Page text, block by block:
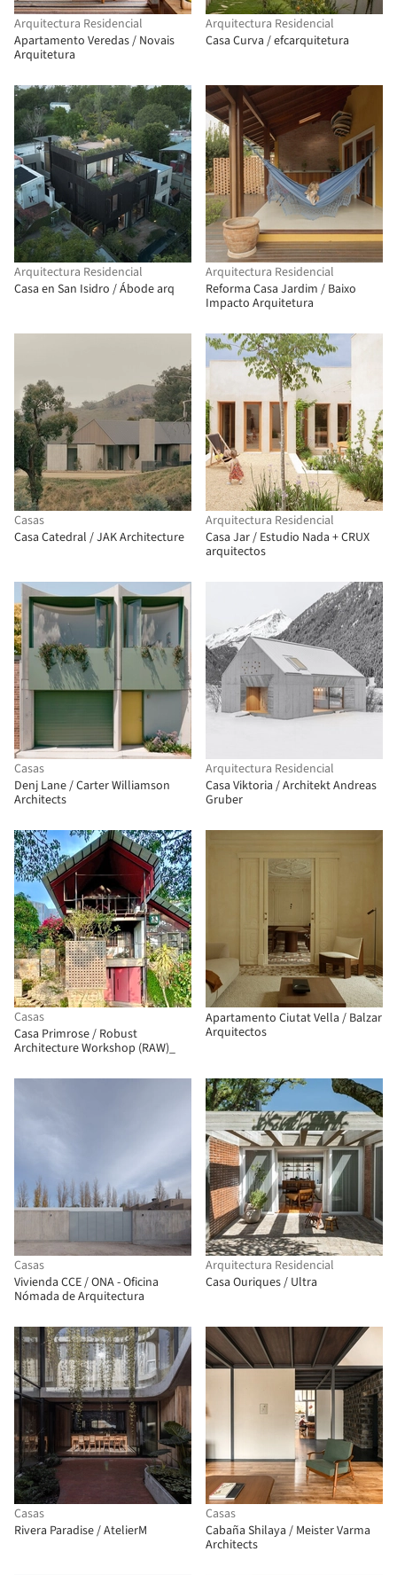
Arquitectura Residencial
Apartamento Veredas / Novais
Arquitetura
Arquitectura Residencial
Casa Curva / efcarquitetura
Arquitectura Residencial
Casa en San Isidro / Ábode arq
Arquitectura Residencial
Reforma Casa Jardim / Baixo
Impacto Arquitetura
Casas
Casa Catedral / JAK Architecture
Arquitectura Residencial
Casa Jar / Estudio Nada + CRUX
arquitectos
Casas
Denj Lane / Carter Williamson
Architects
Arquitectura Residencial
Casa Viktoria / Architekt Andreas
Gruber
Casas
Casa Primrose / Robust
Architecture Workshop (RAW)_
Apartamento Ciutat Vella / Balzar
Arquitectos
Casas
Vivienda CCE / ONA - Oficina
Nómada de Arquitectura
Arquitectura Residencial
Casa Ouriques / Ultra
Casas
Rivera Paradise / AtelierM
Casas
Cabaña Shilaya / Meister Varma
Architects